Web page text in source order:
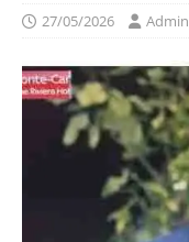
27/05/2026 Admin